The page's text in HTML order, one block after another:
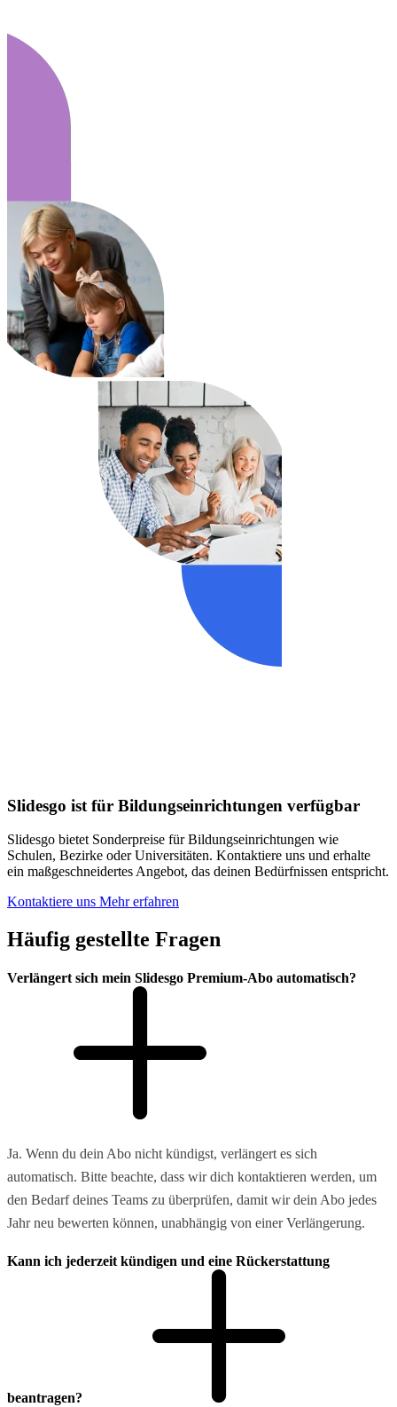
Slidesgo ist für Bildungseinrichtungen verfügbar
Slidesgo bietet Sonderpreise für Bildungseinrichtungen wie
Schulen, Bezirke oder Universitäten. Kontaktiere uns und erhalte
ein maßgeschneidertes Angebot, das deinen Bedürfnissen entspricht.
Kontaktiere uns Mehr erfahren
Häufig gestellte Fragen
Verlängert sich mein Slidesgo Premium-Abo automatisch?
Ja. Wenn du dein Abo nicht kündigst, verlängert es sich
automatisch. Bitte beachte, dass wir dich kontaktieren werden, um
den Bedarf deines Teams zu überprüfen, damit wir dein Abo jedes
Jahr neu bewerten können, unabhängig von einer Verlängerung.
Kann ich jederzeit kündigen und eine Rückerstattung
beantragen?